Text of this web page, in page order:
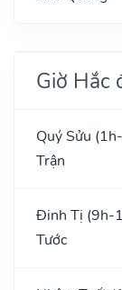
Giờ Hắc
Quý Sửu
Trận
Đinh Tị (9h-
Tước